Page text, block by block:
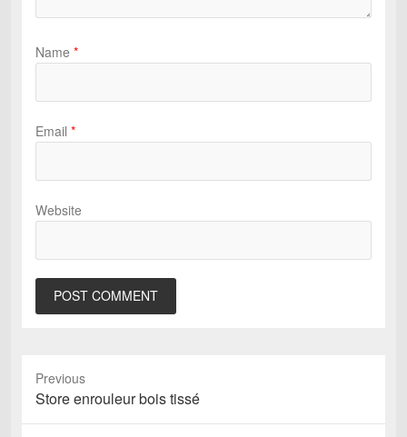
Name *
Email *
Website
Previous
Previous
post:
Store enrouleur bois tissé